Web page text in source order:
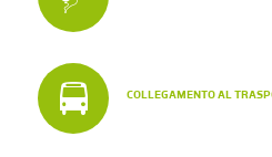
COLLEGAMENTO AL